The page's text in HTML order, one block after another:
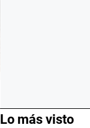
Lo más visto